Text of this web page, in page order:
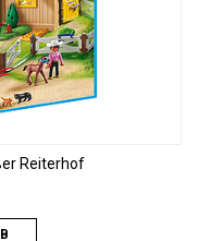
Reiterhof